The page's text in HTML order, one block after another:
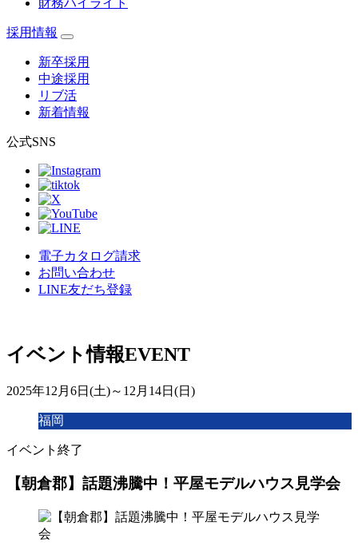
採用情報
新卒採用
中途採用
リブ活
新着情報
公式SNS
電子カタログ請求
お問い合わせ
LINE友だち登録
イベント情報EVENT
2025年12月6日(土)～12月14日(日)
福岡
イベント終了
【朝倉郡】話題沸騰中！平屋モデルハウス見学会